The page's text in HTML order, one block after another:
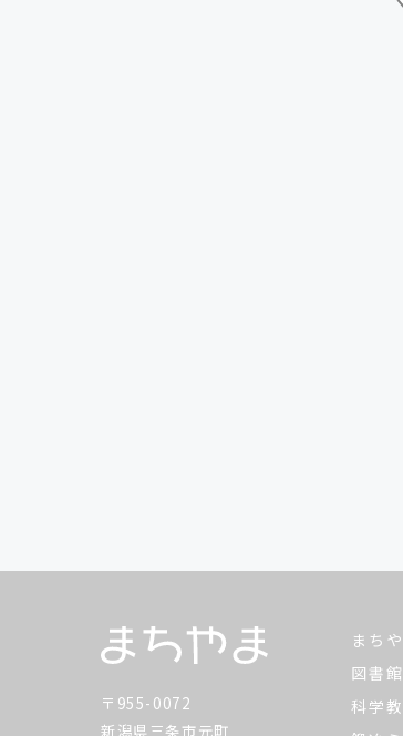
〒955-0072
新潟県三条市元町
まち
図書
科学